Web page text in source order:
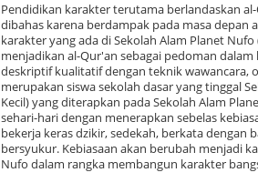
Pendidikan karakter terutama berlandaskan
dibahas karena berdampak pada masa
karakter yang ada di Sekolah Alam Planet
menjadikan al-Qur'an sebagai pedoman
deskriptif kualitatif dengan teknik wawancara,
merupakan siswa sekolah dasar yang tinggal
Kecil) yang diterapkan pada Sekolah Alam
sehari-hari dengan menerapkan sebelas
bekerja keras dzikir, sedekah, berkata dengan
bersyukur. Kebiasaan akan berubah menjadi
Nufo dalam rangka membangun karakter